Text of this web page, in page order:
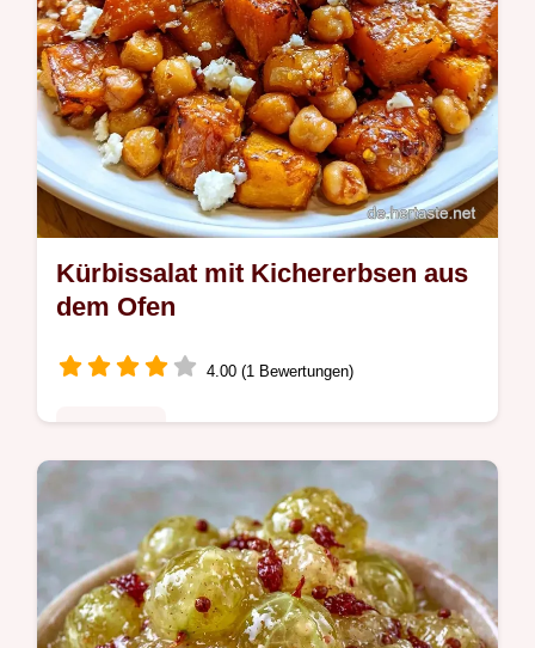
Kürbissalat mit Kichererbsen aus
dem Ofen
4.00 (1 Bewertungen)
Suchen Sie einen Kürbissalat mit
Kichererbsen? Dieses antientzündliche
Mittagessen überzeugt durch Röstung und
enthält die Details auf einen Blick.